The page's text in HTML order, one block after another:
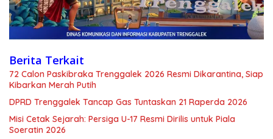
Berita Terkait
72 Calon Paskibraka Trenggalek 2026 Resmi Dikarantina, Siap
Kibarkan Merah Putih
DPRD Trenggalek Tancap Gas Tuntaskan 21 Raperda 2026
Misi Cetak Sejarah: Persiga U-17 Resmi Dirilis untuk Piala
Soeratin 2026